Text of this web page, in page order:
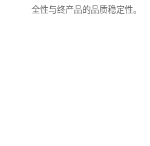
全性与终产品的品质稳定性。